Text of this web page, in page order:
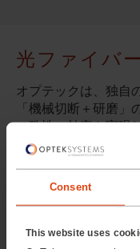
Consent
This website uses
光ファイバ
オプテックは、独自
「機械切断＋研磨」
一致性、効率を実現
加工後、後処理の
が速く、効率が高
た微細加工が可能で
医療産業、軍用産業
レーザーにより実現